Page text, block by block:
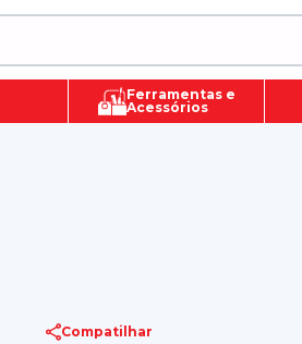
Ferramentas e
Acessórios
Compatilhar